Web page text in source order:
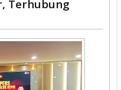
Terhubung